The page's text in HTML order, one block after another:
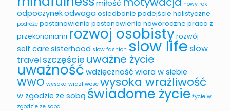
miłość nowy rok
odpoczynekodwaga osiedbanie podejście holistyczne
podróże postanowienia postanowienia noworoczne praca z
przekonaniami rozwoj osobistyrozwój
self care sisterhood slow fashion slow life slow
travel szczęście uważne życie
uważność wdzięczność wiara w siebie
WWO wysoka wrazliwosc wysoka wrażliwość
w zgodzie ze sobą świadome życie życie w
zgodzie ze soba